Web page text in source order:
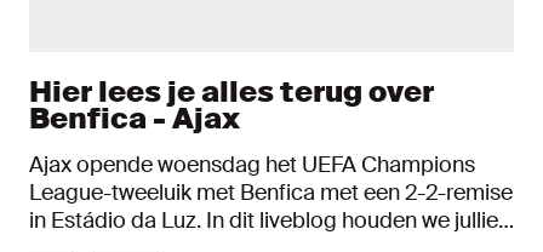
Hier lees je alles terug over
Benfica - Ajax
Ajax opende woensdag het UEFA Champions
League-tweeluik met Benfica met een 2-2-remise
in Estádio da Luz. In dit liveblog houden we jullie